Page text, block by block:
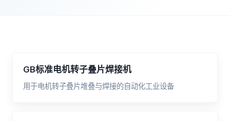
GB标准电机转子叠片焊接机
用于电机转子叠片堆叠与焊接的自动化工业设备